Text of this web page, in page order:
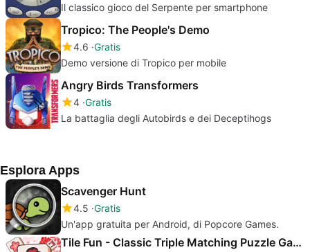
Il classico gioco del Serpente per smartphone
Tropico: The People's Demo
4.6 Gratis
Demo versione di Tropico per mobile
Angry Birds Transformers
4 Gratis
La battaglia degli Autobirds e dei Deceptihogs
Esplora Apps
Scavenger Hunt
4.5 Gratis
Un'app gratuita per Android, di Popcore Games.
Tile Fun - Classic Triple Matching Puzzle Game